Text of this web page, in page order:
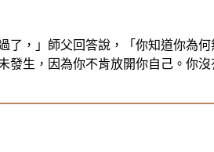
了，」師父回答說，「你知道你為
發生，因為你不肯放開你自己。你